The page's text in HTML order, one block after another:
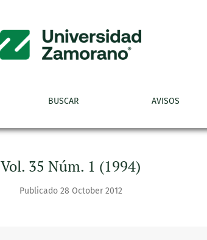
BUSCAR AVISOS
Vol. 35 Núm. 1 (1994)
Publicado 28 October 2012